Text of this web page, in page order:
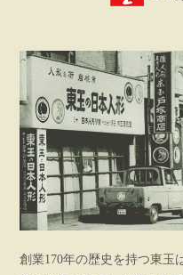
創業170年の歴史を持つ東玉